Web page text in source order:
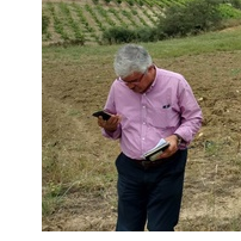
ΤΟΠΟΣ
ΠΟΛΙΤΙΣΜΟΣ